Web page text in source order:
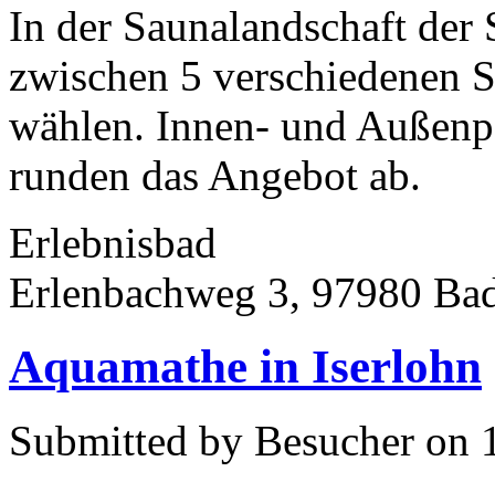
In der Saunalandschaft
zwischen 5 verschiedenen
wählen. Innen- und
runden das Angebot ab.
Erlebnisbad
Erlenbachweg 3, 97980
Aquamathe in Iserlohn
Submitted by Besucher on